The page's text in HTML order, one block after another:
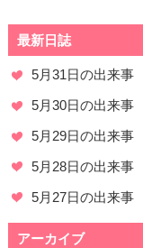
最新日誌
5月31日の出来事
5月30日の出来事
5月29日の出来事
5月28日の出来事
5月27日の出来事
アーカイブ